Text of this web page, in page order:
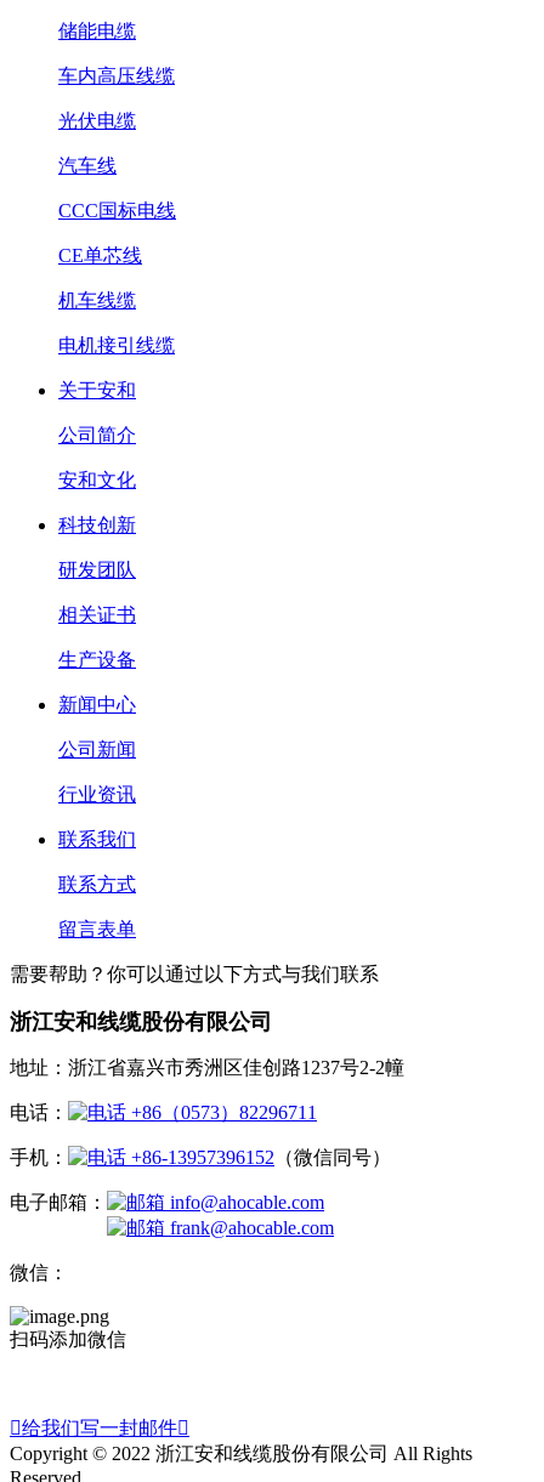
储能电缆
车内高压线缆
光伏电缆
汽车线
CCC国标电线
CE单芯线
机车线缆
电机接引线缆
关于安和
公司简介
安和文化
科技创新
研发团队
相关证书
生产设备
新闻中心
公司新闻
行业资讯
联系我们
联系方式
留言表单
需要帮助？你可以通过以下方式与我们联系
浙江安和线缆股份有限公司
地址：浙江省嘉兴市秀洲区佳创路1237号2-2幢
电话： +86（0573）82296711
手机： +86-13957396152 （微信同号）
电子邮箱：
info@ahocable.com
frank@ahocable.com
微信：
扫码添加微信
给我们写一封邮件
Copyright © 2022 浙江安和线缆股份有限公司 All Rights
Reserved.